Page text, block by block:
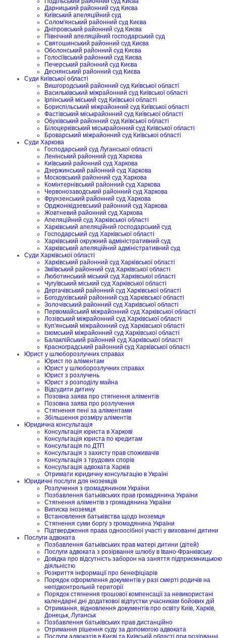
Дарницький районний суд Києва
Київський апеляційний суд
Солом'янський районний суд Києва
Дніпровський районний суд Києва
Північний апеляційний господарський суд
Святошинський районний суд Києва
Оболонський районний суд Києва
Голосіївський районний суд Києва
Печерський районний суд Києва
Деснянський районний суд Києва
Суди Київської області
Вишгородський районний суд Київської області
Васильківський міжрайонний суд Київської області
Ірпінський міський суд Київської області
Бориспільський міжрайонний суд Київської області
Фастівський міськрайонний суд Київської області
Обухівський районний суд Київської області
Білоцерківський міськрайонний суд Київської області
Броварський міжрайонний суд Київської області
Суди Харкова
Господарський суд Луганської області
Ленінський районний суд Харкова
Київський районний суд Харкова
Дзержинський районний суд Харкова
Московський районний суд Харкова
Комінтернівський районний суд Харкова
Червонозаводський районний суд Харкова
Фрунзенський районний суд Харкова
Орджонікідзевський районний суд Харкова
Жовтневий районний суд Харкова
Апеляційний суд Харківської області
Харківський апеляційний господарський суд
Господарський суд Харківської області
Харківський окружний адміністративний суд
Харківський апеляційний адміністративний суд
Суди Харківської області
Харківський районний суд Харківської області
Зміївський районний суд Харківської області
Люботинський міський суд Харківської області
Чугуївський міський суд Харківської області
Дергачівський районний суд Харківської області
Богодухівський районний суд Харківської області
Золочівський районний суд Харківської області
Первомайський міжрайонний суд Харківської області
Лозівський міжрайонний суд Харківської області
Куп'янський міжрайонний суд Харківської області
Ізюмський міжрайонний суд Харківської області
Балаклійський районний суд Харківської області
Красноградський районний суд Харківської області
Юрист у шлюборозлучних справах
Юрист по аліментам
Юрист у шлюборозлучних справах
Юрист з розлучень
Юрист з розподілу майна
Відсудити дитину
Позовна заява про стягнення аліментів
Позовна заява про розлучення
Стягнення пені за аліментами
Збільшення розміру аліментів
Юридична консультація
Консультація юриста в Харкові
Консультація юриста по кредитам
Консультація по ДТП
Консультація з захисту прав споживачів
Консультація з трудових спорів
Консультація адвоката Харків
Отримати юридичну консультацію в Україні
Юридичні послуги для іноземців
Розлучення з громадянином України
Позбавлення батьківських прав громадянина України
Стягнення аліментів з громадянина України
Виписка іноземця
Встановлення батьківства щодо іноземця
Стягнення суми боргу з громадянина України
Підтвердження права одноосібної участі у вихованні дитини
Послуги адвоката
Позбавлення батьківських прав матері дитини (дітей)
Послуги адвоката з розірвання шлюбу в Івано-Франківську
Довідка про відсутність заборон на заняття підприємницькою
діяльністю
Розкриття інформації про бенефіціарів
Порядок оформлення документів у разі смерті родичів на
непідконтрольній території
Порядок стягнення грошової компенсації за невикористані
календарні дні додаткової відпустки учасникам бойових дій
Отримання, відновлення документів про освіту Київ, Харків,
Донецьк, Луганськ
Позбавлення батьківських прав дистанційно
Отримання рішення суду за допомогою адвоката
Послуги адвокатів в Києві та Київській області при розірванні